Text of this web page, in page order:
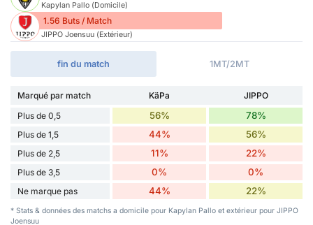
Kapylan Pallo (Domicile)
1.56 Buts / Match
JIPPO Joensuu (Extérieur)
fin du match 1MT/2MT
Marqué par match KäPa
JIPPO
Plus de 0,5
56% 78%
Plus de 1,5 44% 56%
Plus de 2,5 11% 22%
Plus de 3,5 0% 0%
Ne marque pas 44% 22%
* Stats & données des matchs a domicile pour Kapylan Pallo et extérieur pour JIPPO
Joensuu